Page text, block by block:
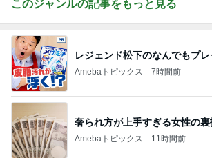
Amebaトピックス 7時間前
奢られ方が上手すぎる女性の裏
Amebaトピックス 11時間前
まさかの首が詰まった服での熱
Amebaトピックス 1日前